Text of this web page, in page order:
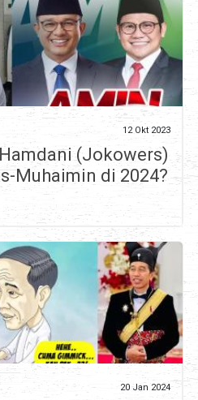
12 Okt 2023
(Jokowers)
Muhaimin di 2024?
20 Jan 2024